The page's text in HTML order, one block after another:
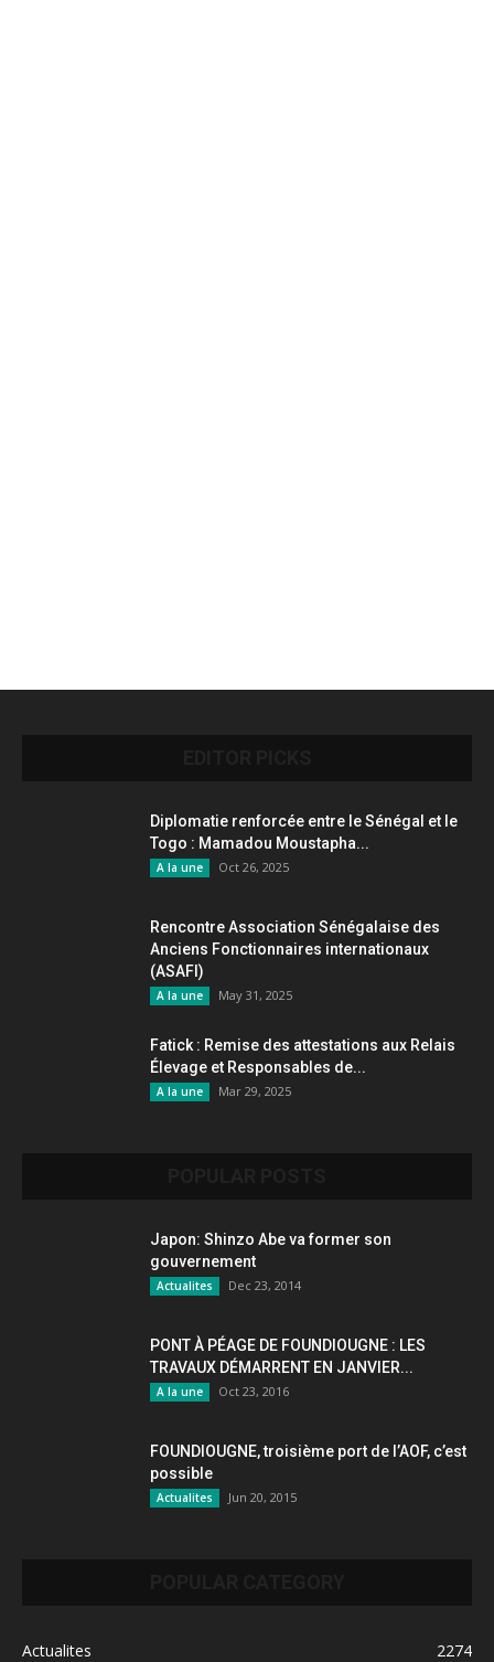
Diplomatie renforcée entre le Sénégal et le
Togo : Mamadou Moustapha...
A la une Oct 26, 2025
Rencontre Association Sénégalaise des
Anciens Fonctionnaires internationaux
(ASAFI)
A la une May 31, 2025
Fatick : Remise des attestations aux Relais
Élevage et Responsables de...
A la une Mar 29, 2025
Japon: Shinzo Abe va former son
gouvernement
Actualites Dec 23, 2014
PONT À PÉAGE DE FOUNDIOUGNE : LES
TRAVAUX DÉMARRENT EN JANVIER...
A la une Oct 23, 2016
FOUNDIOUGNE, troisième port de l’AOF, c’est
possible
Actualites Jun 20, 2015
Actualites
2274